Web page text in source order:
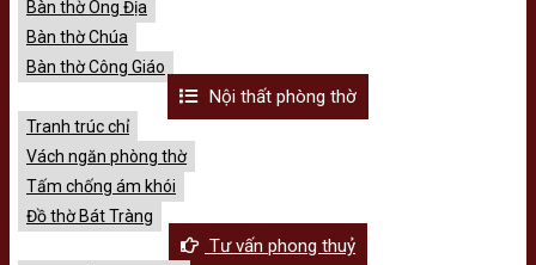
Bàn thờ Ông Địa
Bàn thờ Chúa
Bàn thờ Công Giáo
Nội thất phòng thờ
Tranh trúc chỉ
Vách ngăn phòng thờ
Tấm chống ám khói
Đồ thờ Bát Tràng
Tư vấn phong thuỷ